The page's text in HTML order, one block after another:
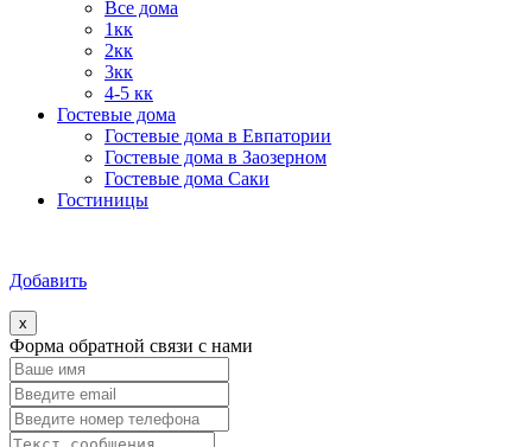
Все дома
1кк
2кк
3кк
4-5 кк
Гостевые дома
Гостевые дома в Евпатории
Гостевые дома в Заозерном
Гостевые дома Саки
Гостиницы
Добавить
x
Форма обратной связи с нами